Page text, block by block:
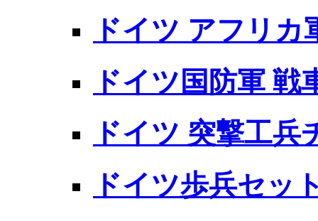
ドイツ アフリ
ドイツ国防軍 戦
ドイツ 突撃工
ドイツ歩兵セッ